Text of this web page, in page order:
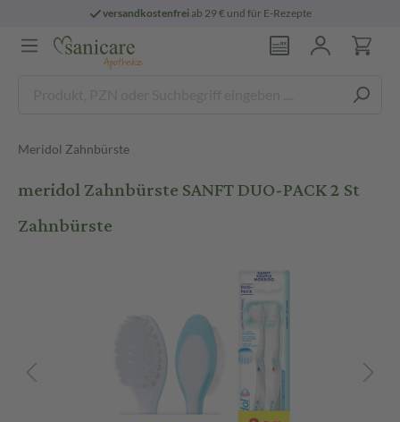
versandkostenfreiab 29 € und für E-Rezepte
Meridol Zahnbürste
meridol Zahnbürste SANFT DUO-PACK 2 St
Zahnbürste